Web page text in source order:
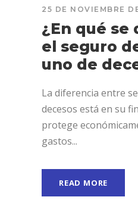
25 DE NOVIEMBRE
¿En qué
el seguro
uno de
La diferencia entre
decesos está en su
protege
gastos...
READ MORE